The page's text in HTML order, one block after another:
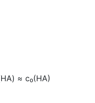
≈ c₀(HA)